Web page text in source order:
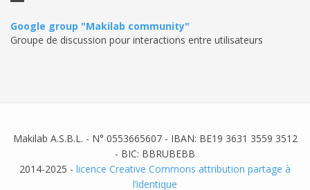
Google group "Makilab community"
Groupe de discussion pour interactions entre utilisateurs
Makilab A.S.B.L. - N° 0553665607 - IBAN: BE19 3631 3559 3512
- BIC: BBRUBEBB
2014-2025 - licence Creative Commons attribution partage à
l’identique